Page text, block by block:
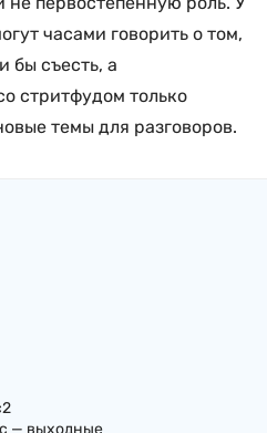
часами говорить о том,
бы съесть, а
стритфудом только
темы для разговоров.
— выходные